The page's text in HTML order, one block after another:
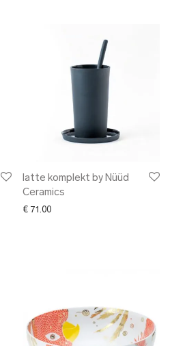
latte komplekt by Nüüd
Ceramics
€ 71.00